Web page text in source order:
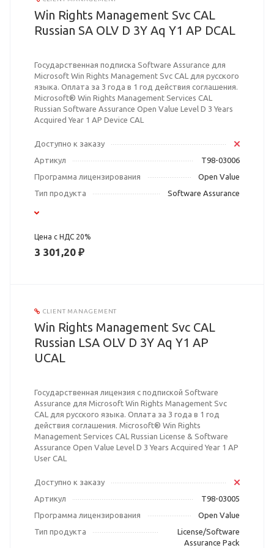
Win Rights Management Svc CAL
Russian SA OLV D 3Y Aq Y1 AP DCAL
Государственная подписка Software Assurance для
Microsoft Win Rights Management Svc CAL для русского
языка. Оплата за 3 года в 1 год действия соглашения.
Microsoft® Win Rights Management Services CAL
Russian Software Assurance Open Value Level D 3 Years
Acquired Year 1 AP Device CAL
Доступно к заказу
Артикул
T98-03006
Программа лицензирования
Open Value
Тип продукта
Software Assurance
Цена с НДС 20%
3 301,20 ₽
CLIENT MANAGEMENT
Win Rights Management Svc CAL
Russian LSA OLV D 3Y Aq Y1 AP
UCAL
Государственная лицензия с подпиской Software
Assurance для Microsoft Win Rights Management Svc
CAL для русского языка. Оплата за 3 года в 1 год
действия соглашения. Microsoft® Win Rights
Management Services CAL Russian License & Software
Assurance Open Value Level D 3 Years Acquired Year 1 AP
User CAL
Доступно к заказу
Артикул
T98-03005
Программа лицензирования
Open Value
Тип продукта
License/Software
Assurance Pack